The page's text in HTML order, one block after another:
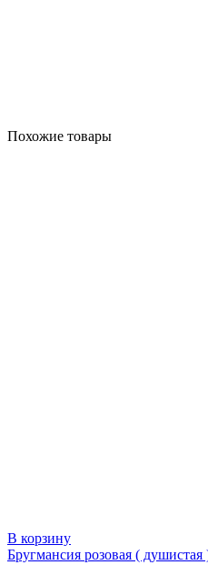
Похожие товары
В корзину
Бругмансия розовая (